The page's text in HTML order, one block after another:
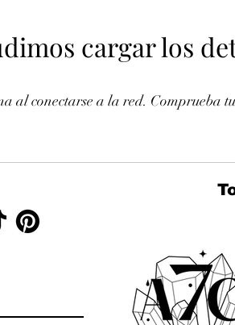
cargar los
al conectarse a la red. Comprueba